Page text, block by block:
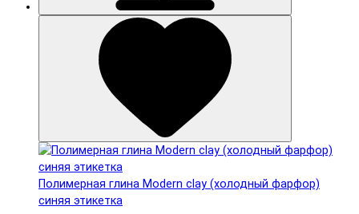
Полимерная глина Modern clay (холодный фарфор)
синяя этикетка